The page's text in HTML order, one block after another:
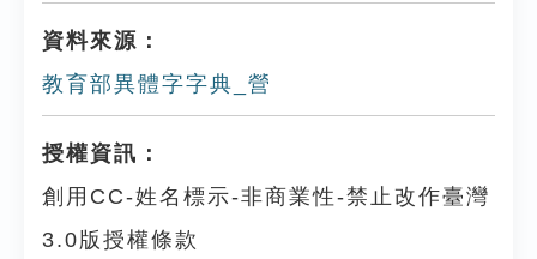
資料來源：
教育部異體字字典_營
授權資訊：
創用CC-姓名標示-非商業性-禁止改作臺灣
3.0版授權條款